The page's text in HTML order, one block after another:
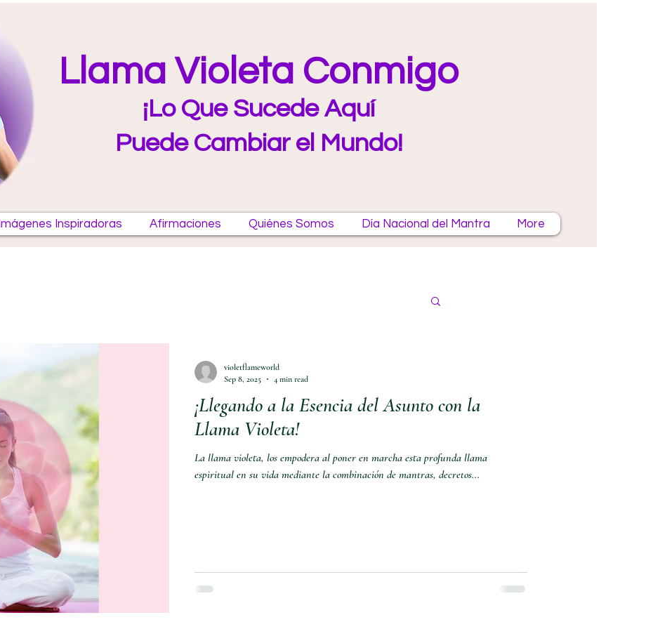
Llama Violeta Conmigo
¡Lo Que Sucede Aquí
Puede Cambiar el Mundo!
Imágenes Inspiradoras Afirmaciones Quiénes Somos Día Nacional del Mantra More
¡Llegando a la Esencia del Asunto con la
Llama Violeta!
La llama violeta, los empodera al poner en marcha esta profunda llama
espiritual en su vida mediante la combinación de mantras, decretos...
violetflameworld
Sep 8, 2025
4 min read